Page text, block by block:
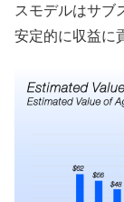
スモデルはサブ
安定的に収益に